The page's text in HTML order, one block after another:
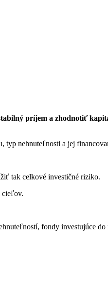
príjem a zhodnotiť
nehnuteľnosti a jej
tak celkové investičné riziko.
cieľov.
fondy investujúce